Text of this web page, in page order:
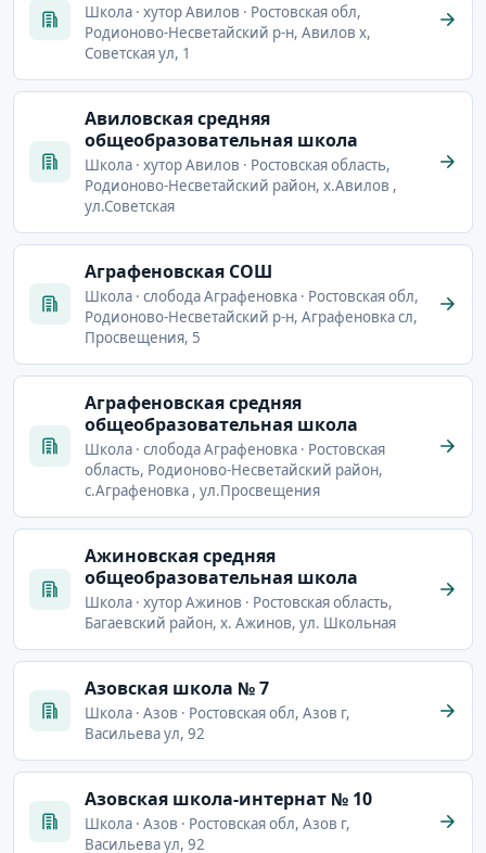
Школа · хутор Авилов · Ростовская обл,
Родионово-Несветайский р-н, Авилов х,
Советская ул, 1
Авиловская средняя
общеобразовательная школа
Школа · хутор Авилов · Ростовская область,
Родионово-Несветайский район, х.Авилов ,
ул.Советская
Аграфеновская СОШ
Школа · слобода Аграфеновка · Ростовская обл,
Родионово-Несветайский р-н, Аграфеновка сл,
Просвещения, 5
Аграфеновская средняя
общеобразовательная школа
Школа · слобода Аграфеновка · Ростовская
область, Родионово-Несветайский район,
с.Аграфеновка , ул.Просвещения
Ажиновская средняя
общеобразовательная школа
Школа · хутор Ажинов · Ростовская область,
Багаевский район, х. Ажинов, ул. Школьная
Азовская школа № 7
Школа · Азов · Ростовская обл, Азов г,
Васильева ул, 92
Азовская школа-интернат № 10
Школа · Азов · Ростовская обл, Азов г,
Васильева ул, 92